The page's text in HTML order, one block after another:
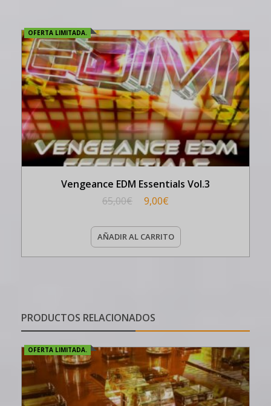
OFERTA LIMITADA.
Vengeance EDM Essentials Vol.3
65,00€ 9,00€
AÑADIR AL CARRITO
PRODUCTOS RELACIONADOS
OFERTA LIMITADA.